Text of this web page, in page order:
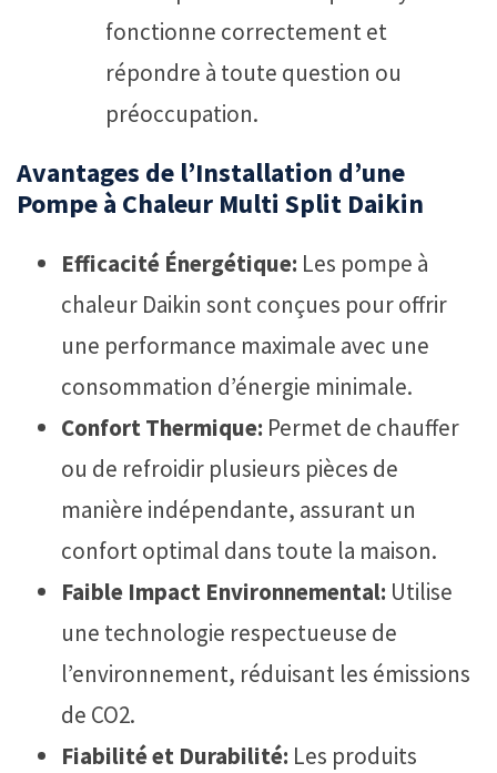
fonctionne correctement et
répondre à toute question ou
préoccupation.
Avantages de l’Installation d’une
Pompe à Chaleur Multi Split Daikin
Efficacité Énergétique: Les pompe à
chaleur Daikin sont conçues pour offrir
une performance maximale avec une
consommation d’énergie minimale.
Confort Thermique: Permet de chauffer
ou de refroidir plusieurs pièces de
manière indépendante, assurant un
confort optimal dans toute la maison.
Faible Impact Environnemental: Utilise
une technologie respectueuse de
l’environnement, réduisant les émissions
de CO2.
Fiabilité et Durabilité: Les produits